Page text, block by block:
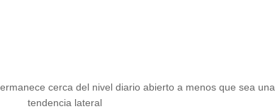
cerca del nivel diario abierto a menos que sea una
tendencia lateral